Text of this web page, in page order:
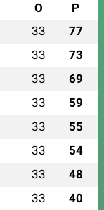
O P
33 77
33 73
33 69
33 59
33 55
33 54
33 48
33 40